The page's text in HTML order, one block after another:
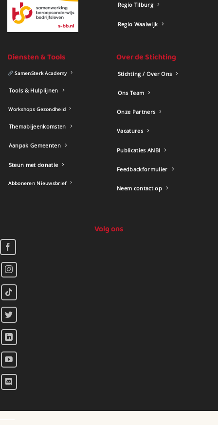
Regio Tilburg
Regio Waalwijk
Diensten & Tools
SamenSterk Academy
Tools & Hulplijnen
Workshops Gezondheid
Themabijeenkomsten
Aanpak Gemeenten
Steun met donatie
Abboneren Nieuwsbrief
Over de Stichting
Stichting / Over Ons
Ons Team
Onze Partners
Vacatures
Publicaties ANBI
Feedbackformulier
Neem contact op
Volg ons